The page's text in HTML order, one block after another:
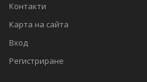
Контакти
Карта на сайта
Вход
Регистриране